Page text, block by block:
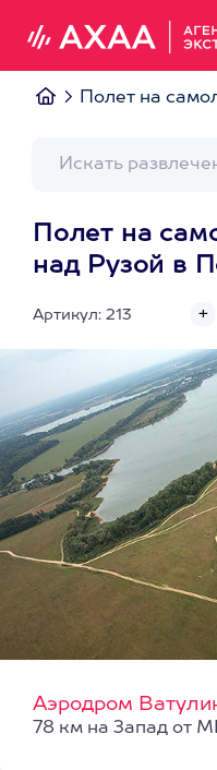
Полет на
Полет на
над Рузой в
Артикул: 213
Аэродром
78 км на Запад от